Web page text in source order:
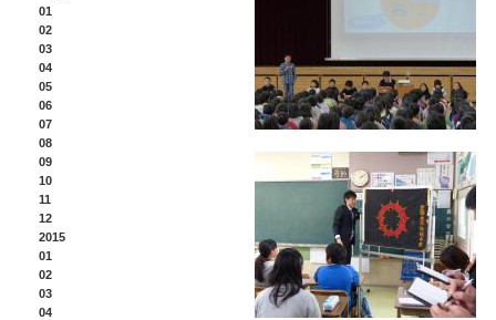
01
02
03
04
05
06
07
08
09
10
11
12
2015
01
02
03
04